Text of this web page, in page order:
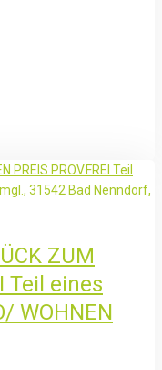
ZUM
Teil eines
WOHNEN